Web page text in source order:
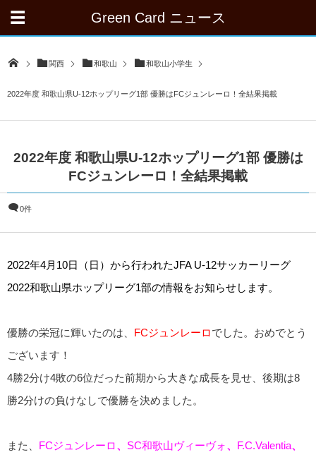
Green Card ニュース
関西 和歌山 和歌山小学生
2022年度 和歌山県U-12ホップリーグ1部 優勝はFCジュンレーロ！全結果掲載
2022年度 和歌山県U-12ホップリーグ1部 優勝は
FCジュンレーロ！全結果掲載
0件
2022年4月10日（日）から行われたJFA U-12サッカーリーグ
2022和歌山県ホップリーグ1部の情報をお知らせします。
優勝の栄冠に輝いたのは、 FCジュンレーロでした。おめでとう
ございます！
4勝2分け4敗の6位だった前期から大きな成長を見せ、後期は8
勝2分けの負けなしで優勝を決めました。
また、 FCジュンレーロ、 SC和歌山ヴィーヴォ、 F.C.Valentia、